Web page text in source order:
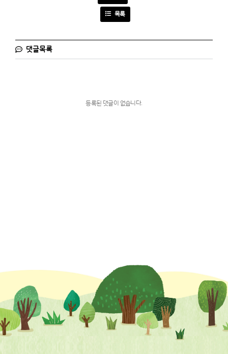
목록
댓글목록
등록된 댓글이 없습니다.